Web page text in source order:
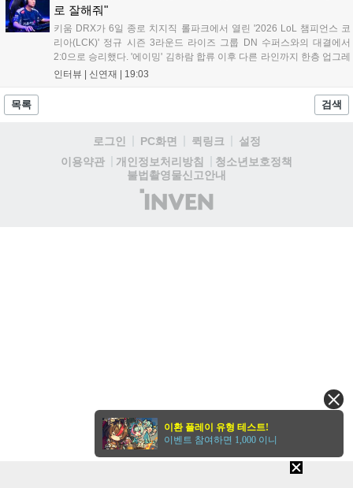
로 잘해줘"
키움 DRX가 6일 종로 치지직 롤파크에서 열린 '2026 LoL 챔피언스 코
리아(LCK)' 정규 시즌 3라운드 라이즈 그룹 DN 수퍼스와의 대결에서
2:0으로 승리했다. '에이밍' 김하람 합류 이후 다른 라인까지 한층 업그레
이드 된 경기력을 보여주며 기분 좋은 2연승을 달렸다. 경기 종료 후 기
인터뷰 | 신연재 | 19:03
목록 검색
로그인 PC화면 퀵링크
설정
이용약관
개인정보처리방침
청소년보호정책
불법촬영물신고안내
(주)
인
이환 플레이 유형 테스트!
이벤트 참여하면 1,000 이니